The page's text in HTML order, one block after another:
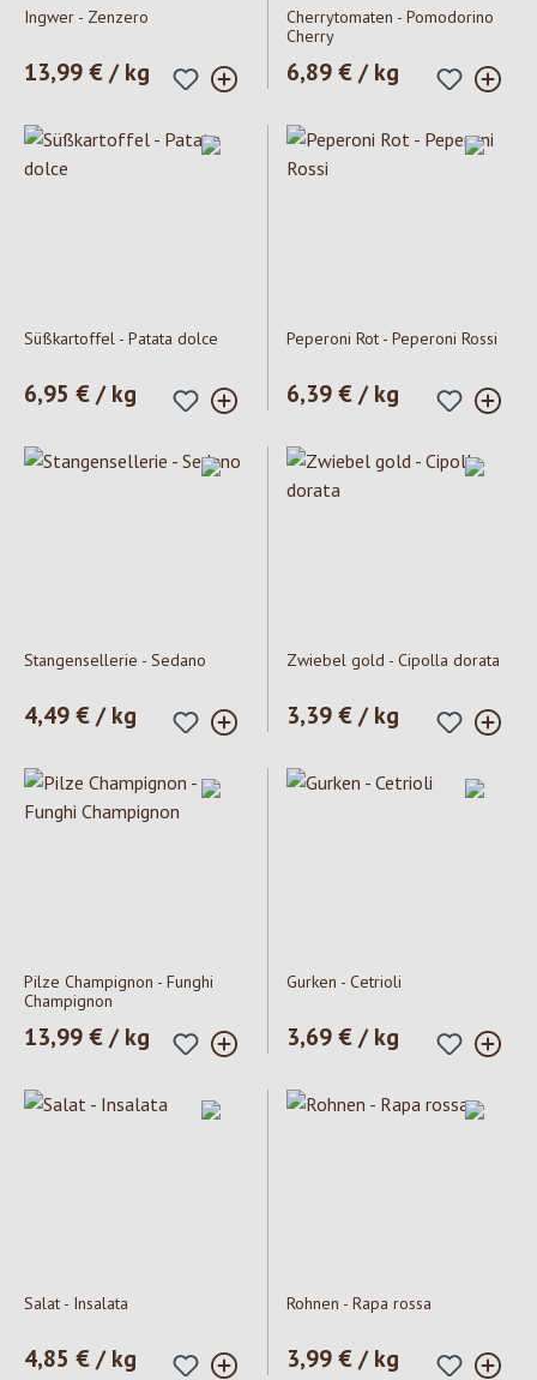
Ingwer - Zenzero
Prezzo normale:
13,99 € / kg
Cherrytomaten - Pomodorino
Cherry
Prezzo normale:
6,89 € / kg
Süßkartoffel - Patata dolce
Prezzo normale:
6,95 € / kg
Peperoni Rot - Peperoni Rossi
Prezzo normale:
6,39 € / kg
Stangensellerie - Sedano
Prezzo normale:
4,49 € / kg
Zwiebel gold - Cipolla dorata
Prezzo normale:
3,39 € / kg
Pilze Champignon - Funghi
Champignon
Prezzo normale:
13,99 € / kg
Gurken - Cetrioli
Prezzo normale:
3,69 € / kg
Salat - Insalata
Prezzo normale:
4,85 € / kg
Rohnen - Rapa rossa
Prezzo normale:
3,99 € / kg